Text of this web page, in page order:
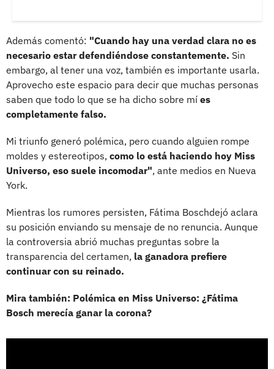
Además comentó: "Cuando hay una verdad clara no es
necesario estar defendiéndose constantemente. Sin
embargo, al tener una voz, también es importante usarla.
Aprovecho este espacio para decir que muchas personas
saben que todo lo que se ha dicho sobre mí es
completamente falso.
Mi triunfo generó polémica, pero cuando alguien rompe
moldes y estereotipos, como lo está haciendo hoy Miss
Universo, eso suele incomodar", ante medios en Nueva
York.
Mientras los rumores persisten, Fátima Boschdejó aclara
su posición enviando su mensaje de no renuncia. Aunque
la controversia abrió muchas preguntas sobre la
transparencia del certamen, la ganadora prefiere
continuar con su reinado.
Mira también: Polémica en Miss Universo: ¿Fátima
Bosch merecía ganar la corona?